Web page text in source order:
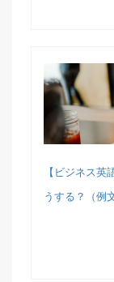
【ビジネス
うする？（例